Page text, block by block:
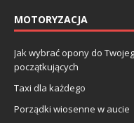
MOTORYZACJA
Jak wybrać opony do
początkujących
Taxi dla każdego
Porządki wiosenne w aucie